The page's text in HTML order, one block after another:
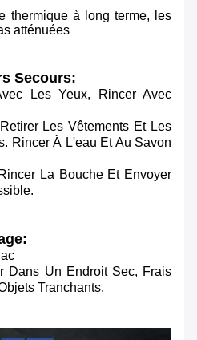
thermique à long terme, les
atténuées
Secours:
Les Yeux, Rincer Avec
Les Vêtements Et Les
Rincer À L'eau Et Au Savon
La Bouche Et Envoyer
Dans Un Endroit Sec, Frais
Tranchants.